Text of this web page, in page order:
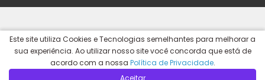
Este site utiliza Cookies e Tecnologias semelhantes para melhorar a
sua experiência. Ao utilizar nosso site você concorda que está de
acordo com a nossa Política de Privacidade.
Aceitar